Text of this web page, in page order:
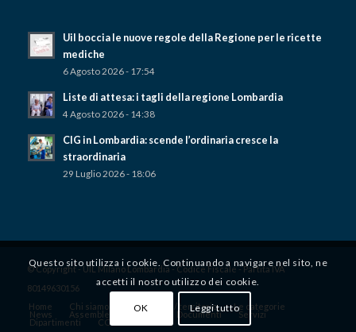
Uil boccia le nuove regole della Regione per le ricette
mediche
6 Agosto 2026 - 17:54
Liste di attesa: i tagli della regione Lombardia
4 Agosto 2026 - 14:38
CIG in Lombardia: scende l’ordinaria cresce la
straordinaria
29 Luglio 2026 - 18:06
© Copyright - UIL Milano Lombardia - Codice Fiscale - Partita IVA
80149630156
Home
Chi siamo Dove siamo / territorio Le categorie
News Assemblee territoriali Documenti Servizi
Dipartimenti CONVENZIONI UIL
Questo sito utilizza i cookie. Continuando a navigare nel sito, ne
accetti il ​​nostro utilizzo dei cookie.
OK Leggi tutto